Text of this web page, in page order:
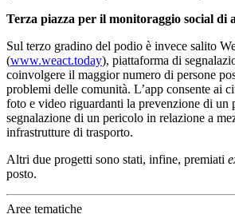
Terza piazza per il monitoraggio social di
Sul terzo gradino del podio è invece salito
(www.weact.today), piattaforma di
coinvolgere il maggior numero di persone
problemi delle comunità. L’app consente ai
foto e video riguardanti la prevenzione di un
segnalazione di un pericolo in relazione a
infrastrutture di trasporto.
Altri due progetti sono stati, infine, premiati
posto.
Aree tematiche